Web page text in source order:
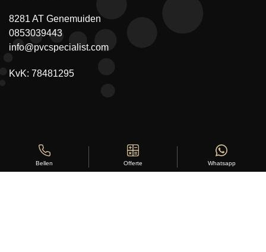
8281 AT Genemuiden
0853039443
info@pvcspecialist.com
KvK: 78481295
Bellen Offerte Whatsapp